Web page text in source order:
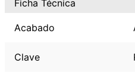
Ficha Técnica
Acabado
Clave